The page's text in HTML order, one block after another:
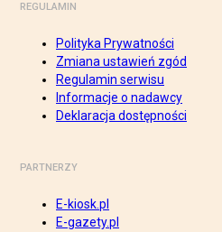
REGULAMIN
Polityka Prywatności
Zmiana ustawień zgód
Regulamin serwisu
Informacje o nadawcy
Deklaracja dostępności
PARTNERZY
E-kiosk.pl
E-gazety.pl